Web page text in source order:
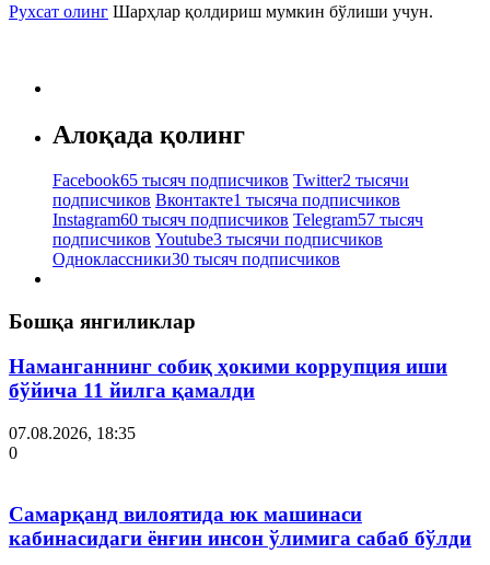
Рухсат олинг Шарҳлар қолдириш мумкин бўлиши учун.
Алоқада қолинг
Facebook65 тысяч подписчиков Twitter2 тысячи
подписчиков Вконтакте1 тысяча подписчиков
Instagram60 тысяч подписчиков Telegram57 тысяч
подписчиков Youtube3 тысячи подписчиков
Одноклассники30 тысяч подписчиков
Бошқа янгиликлар
Наманганнинг собиқ ҳокими коррупция иши
бўйича 11 йилга қамалди
07.08.2026, 18:35
0
Самарқанд вилоятида юк машинаси
кабинасидаги ёнғин инсон ўлимига сабаб бўлди